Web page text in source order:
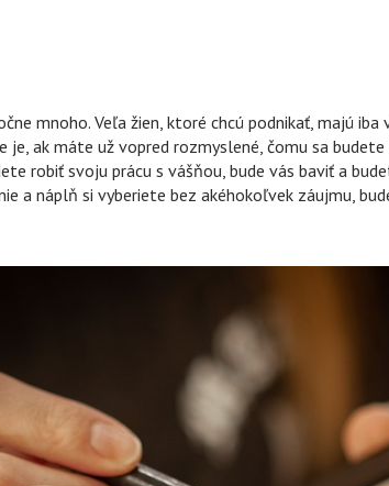
mnoho. Veľa žien, ktoré chcú podnikať, majú
je, ak máte už vopred rozmyslené, čomu sa
robiť svoju prácu s vášňou, bude vás baviť a
a náplň si vyberiete bez akéhokoľvek záujmu,